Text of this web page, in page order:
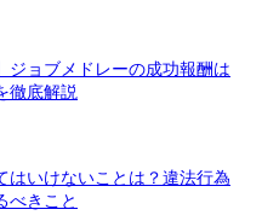
ジョブメドレーの成功報酬は
徹底解説
はいけないことは？違法行為
べきこと